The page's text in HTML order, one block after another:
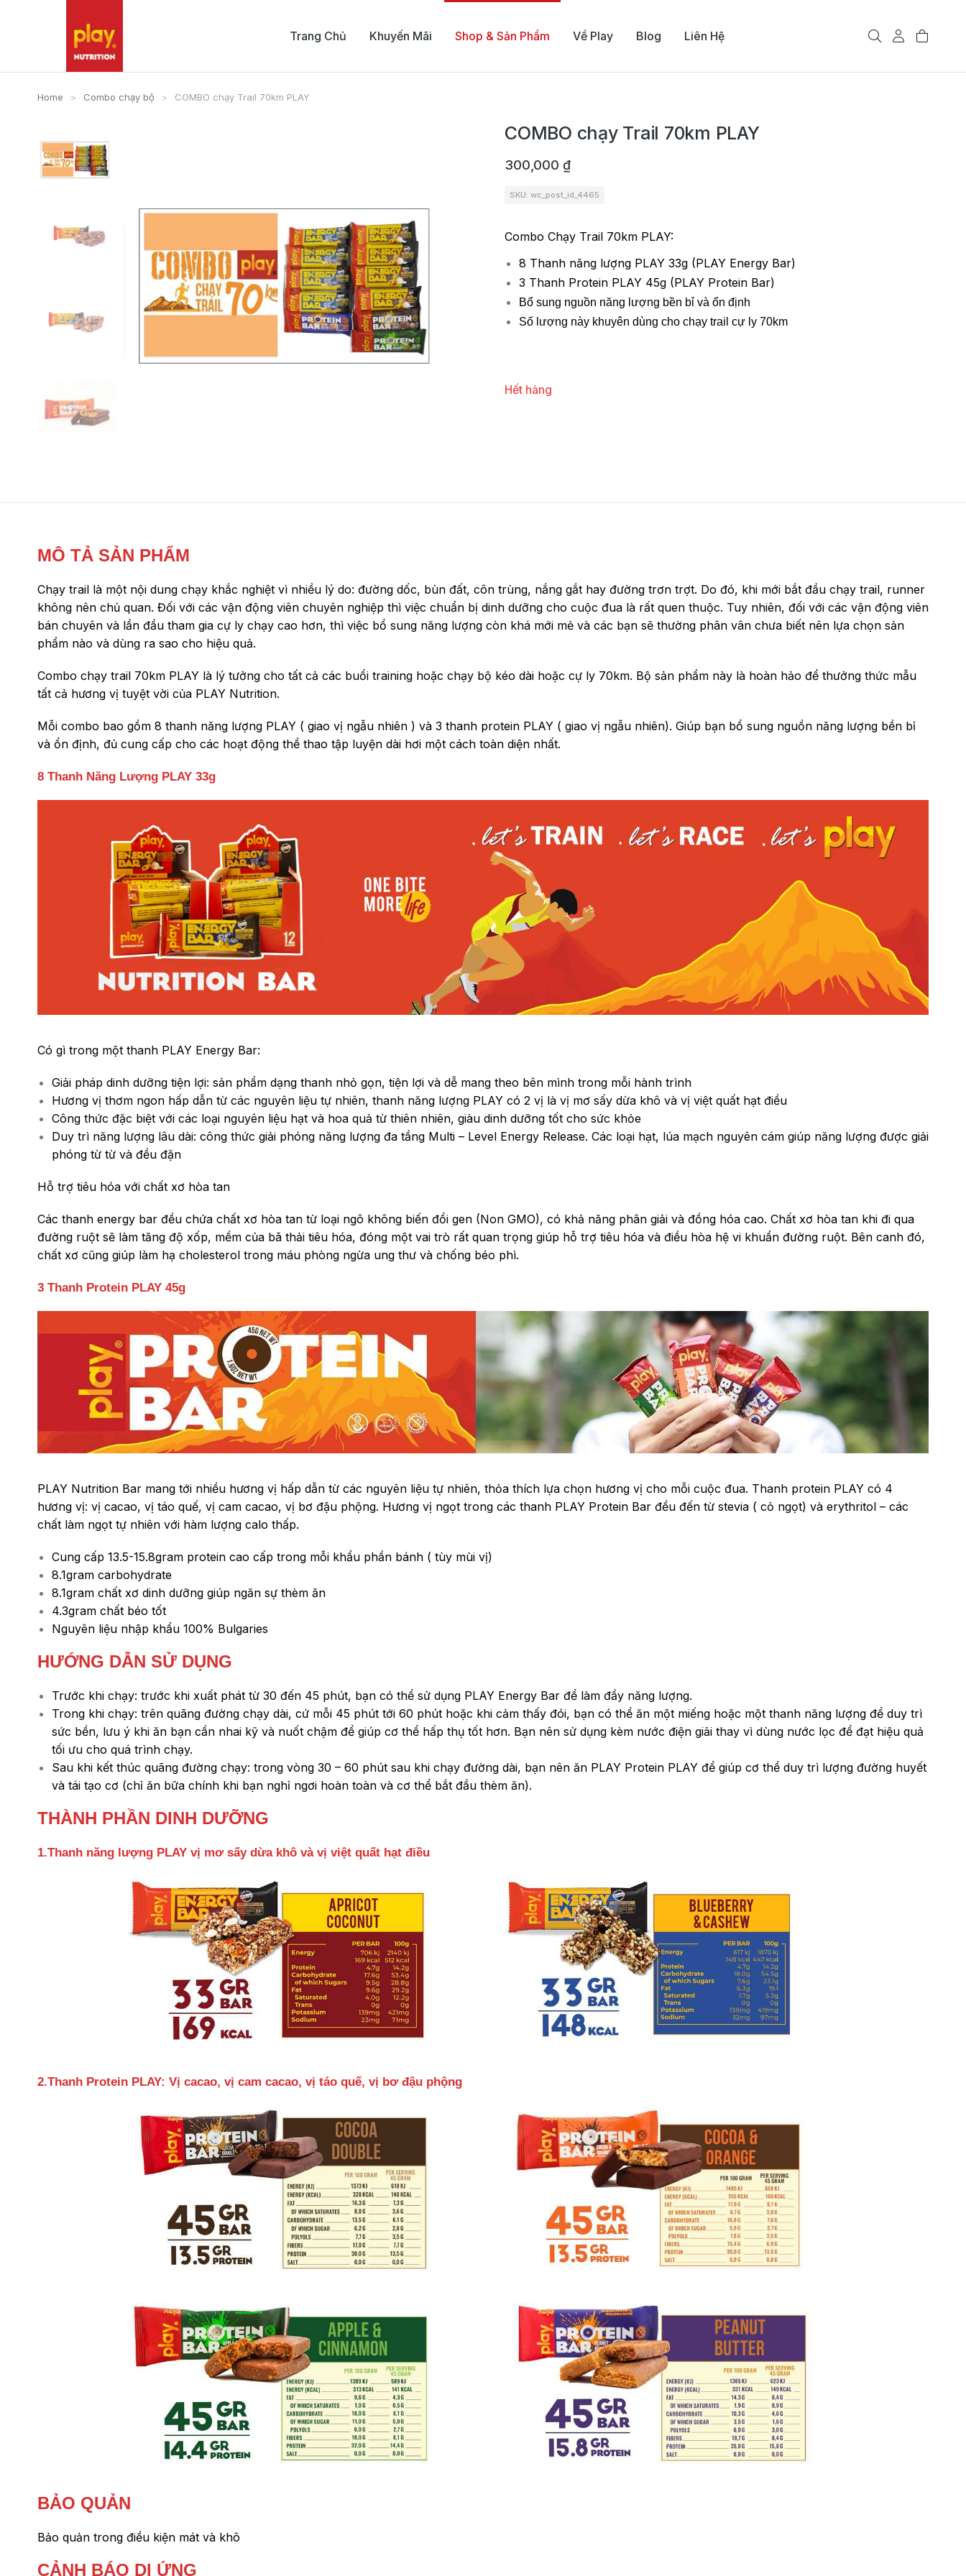
Trang Chủ Khuyến Mãi Shop & Sản Phẩm Về Play Blog Liên Hệ
You are here:
Home Combo chạy bộ COMBO chạy Trail 70km PLAY
COMBO chạy Trail 70km PLAY
300,000 ₫
SKU: wc_post_id_4465
Combo Chạy Trail 70km PLAY:
8 Thanh năng lượng PLAY 33g (PLAY Energy Bar)
3 Thanh Protein PLAY 45g (PLAY Protein Bar)
Bổ sung nguồn năng lượng bền bỉ và ổn định
Số lượng này khuyên dùng cho chạy trail cự ly 70km
Hết hàng
MÔ TẢ SẢN PHẨM
Chạy trail là một nội dung chạy khắc nghiệt vì nhiều lý do: đường dốc, bùn đất, côn trùng, nắng gắt hay đường trơn trợt. Do đó, khi mới bắt đầu chạy trail, runner
không nên chủ quan. Đối với các vận động viên chuyên nghiệp thì việc chuẩn bị dinh dưỡng cho cuộc đua là rất quen thuộc. Tuy nhiên, đối với các vận động viên
bán chuyên và lần đầu tham gia cự ly chạy cao hơn, thì việc bổ sung năng lượng còn khá mới mẻ và các bạn sẽ thường phân vân chưa biết nên lựa chọn sản
phẩm nào và dùng ra sao cho hiệu quả.
Combo chạy trail 70km PLAY là lý tưởng cho tất cả các buổi training hoặc chạy bộ kéo dài hoặc cự ly 70km. Bộ sản phẩm này là hoàn hảo để thưởng thức mẫu
tất cả hương vị tuyệt vời của PLAY Nutrition.
Mỗi combo bao gồm 8 thanh năng lượng PLAY ( giao vị ngẫu nhiên ) và 3 thanh protein PLAY ( giao vị ngẫu nhiên). Giúp bạn bổ sung nguồn năng lượng bền bỉ
và ổn định, đủ cung cấp cho các hoạt động thể thao tập luyện dài hơi một cách toàn diện nhất.
8 Thanh Năng Lượng PLAY 33g
Có gì trong một thanh PLAY Energy Bar:
Giải pháp dinh dưỡng tiện lợi: sản phẩm dạng thanh nhỏ gọn, tiện lợi và dễ mang theo bên mình trong mỗi hành trình
Hương vị thơm ngon hấp dẫn từ các nguyên liệu tự nhiên, thanh năng lượng PLAY có 2 vị là vị mơ sấy dừa khô và vị việt quất hạt điều
Công thức đặc biệt với các loại nguyên liệu hạt và hoa quả từ thiên nhiên, giàu dinh dưỡng tốt cho sức khỏe
Duy trì năng lượng lâu dài: công thức giải phóng năng lượng đa tầng Multi – Level Energy Release. Các loại hạt, lúa mạch nguyên cám giúp năng lượng được giải
phóng từ từ và đều đặn
Hỗ trợ tiêu hóa với chất xơ hòa tan
Các thanh energy bar đều chứa chất xơ hòa tan từ loại ngô không biến đổi gen (Non GMO), có khả năng phân giải và đồng hóa cao. Chất xơ hòa tan khi đi qua
đường ruột sẽ làm tăng độ xốp, mềm của bã thải tiêu hóa, đóng một vai trò rất quan trọng giúp hỗ trợ tiêu hóa và điều hòa hệ vi khuẩn đường ruột. Bên canh đó,
chất xơ cũng giúp làm hạ cholesterol trong máu phòng ngừa ung thư và chống béo phì.
3 Thanh Protein PLAY 45g
PLAY Nutrition Bar mang tới nhiều hương vị hấp dẫn từ các nguyên liệu tự nhiên, thỏa thích lựa chọn hương vị cho mỗi cuộc đua. Thanh protein PLAY có 4
hương vị: vị cacao, vị táo quế, vị cam cacao, vị bơ đậu phộng. Hương vị ngọt trong các thanh PLAY Protein Bar đều đến từ stevia ( cỏ ngọt) và erythritol – các
chất làm ngọt tự nhiên với hàm lượng calo thấp.
Cung cấp 13.5-15.8gram protein cao cấp trong mỗi khẩu phần bánh ( tùy mùi vị)
8.1gram carbohydrate
8.1gram chất xơ dinh dưỡng giúp ngăn sự thèm ăn
4.3gram chất béo tốt
Nguyên liệu nhập khẩu 100% Bulgaries
HƯỚNG DẪN SỬ DỤNG
Trước khi chạy: trước khi xuất phát từ 30 đến 45 phút, bạn có thể sử dụng PLAY Energy Bar để làm đầy năng lượng.
Trong khi chạy: trên quãng đường chạy dài, cứ mỗi 45 phút tới 60 phút hoặc khi cảm thấy đói, bạn có thể ăn một miếng hoặc một thanh năng lượng để duy trì
sức bền, lưu ý khi ăn bạn cần nhai kỹ và nuốt chậm để giúp cơ thể hấp thụ tốt hơn. Bạn nên sử dụng kèm nước điện giải thay vì dùng nước lọc để đạt hiệu quả
tối ưu cho quá trình chạy.
Sau khi kết thúc quãng đường chạy: trong vòng 30 – 60 phút sau khi chạy đường dài, bạn nên ăn PLAY Protein PLAY để giúp cơ thể duy trì lượng đường huyết
và tái tạo cơ (chỉ ăn bữa chính khi bạn nghỉ ngơi hoàn toàn và cơ thể bắt đầu thèm ăn).
THÀNH PHẦN DINH DƯỠNG
1.Thanh năng lượng PLAY vị mơ sấy dừa khô và vị việt quất hạt điều
2.Thanh Protein PLAY: Vị cacao, vị cam cacao, vị táo quế, vị bơ đậu phộng
BẢO QUẢN
Bảo quản trong điều kiện mát và khô
CẢNH BÁO DỊ ỨNG